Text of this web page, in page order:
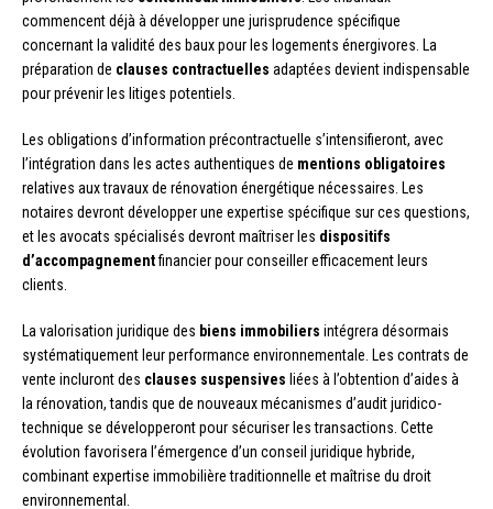
commencent déjà à développer une jurisprudence spécifique
concernant la validité des baux pour les logements énergivores. La
préparation de clauses contractuelles adaptées devient indispensable
pour prévenir les litiges potentiels.
Les obligations d’information précontractuelle s’intensifieront, avec
l’intégration dans les actes authentiques de mentions obligatoires
relatives aux travaux de rénovation énergétique nécessaires. Les
notaires devront développer une expertise spécifique sur ces questions,
et les avocats spécialisés devront maîtriser les dispositifs
d’accompagnementfinancier pour conseiller efficacement leurs
clients.
La valorisation juridique des biens immobiliers intégrera désormais
systématiquement leur performance environnementale. Les contrats de
vente incluront des clauses suspensives liées à l’obtention d’aides à
la rénovation, tandis que de nouveaux mécanismes d’audit juridico-
technique se développeront pour sécuriser les transactions. Cette
évolution favorisera l’émergence d’un conseil juridique hybride,
combinant expertise immobilière traditionnelle et maîtrise du droit
environnemental.